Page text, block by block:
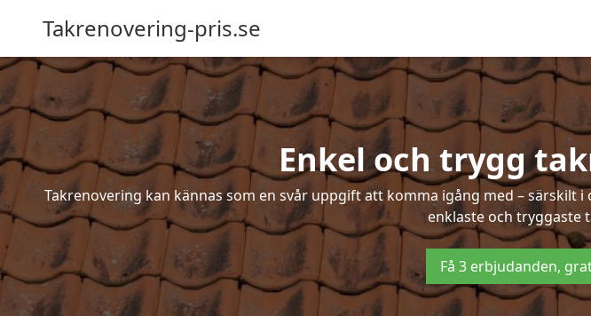
Takrenovering-pris.se
Enkel och trygg
Takrenovering kan kännas som en svår uppgift att komma igång med –
enklaste och tryggaste
Få 3 erbjudanden,